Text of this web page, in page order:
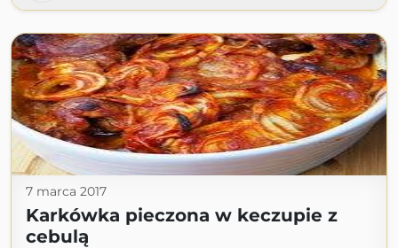
7 marca 2017
Karkówka pieczona w keczupie z
cebulą